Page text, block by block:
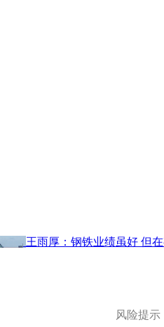
王雨厚：钢铁业绩虽好 但
风险提